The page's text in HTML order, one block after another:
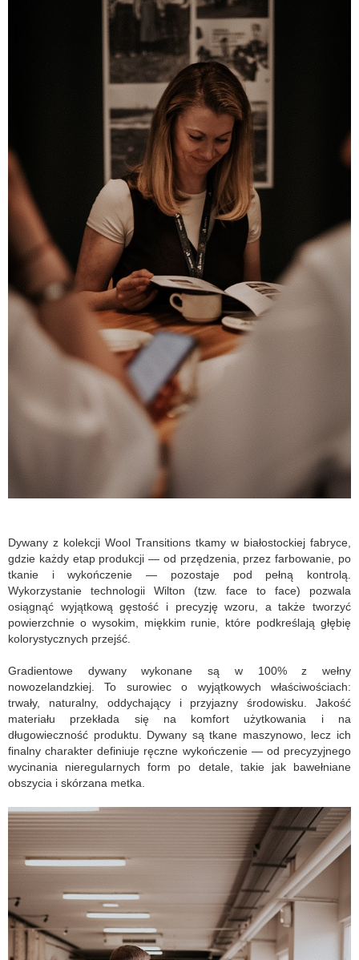
Dywany z kolekcji Wool Transitions tkamy w białostockiej fabryce,
gdzie każdy etap produkcji — od przędzenia, przez farbowanie, po
tkanie i wykończenie — pozostaje pod pełną kontrolą.
Wykorzystanie technologii Wilton (tzw. face to face) pozwala
osiągnąć wyjątkową gęstość i precyzję wzoru, a także tworzyć
powierzchnie o wysokim, miękkim runie, które podkreślają głębię
kolorystycznych przejść.
Gradientowe dywany wykonane są w 100% z wełny
nowozelandzkiej. To surowiec o wyjątkowych właściwościach:
trwały, naturalny, oddychający i przyjazny środowisku. Jakość
materiału przekłada się na komfort użytkowania i na
długowieczność produktu. Dywany są tkane maszynowo, lecz ich
finalny charakter definiuje ręczne wykończenie — od precyzyjnego
wycinania nieregularnych form po detale, takie jak bawełniane
obszycia i skórzana metka.